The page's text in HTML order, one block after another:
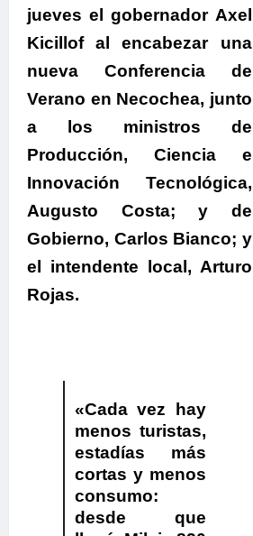
jueves el gobernador Axel
Kicillofal encabezar una
nueva Conferencia de
Verano en Necochea, junto
a los ministros de
Producción, Ciencia e
Innovación Tecnológica,
Augusto Costa; y de
Gobierno, Carlos Bianco; y
el intendente local, Arturo
Rojas.
«Cada vez hay
menos turistas,
estadías más
cortas y menos
consumo:
desde que